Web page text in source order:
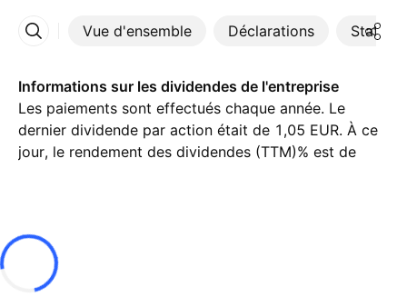
Vue d'ensemble Déclarations
Plus
Informations sur les dividendes de l'entreprise
Les paiements sont effectués chaque année. Le
dernier dividende par action était de 1,05 EUR. À ce
jour, le rendement des dividendes (TTM)% est de